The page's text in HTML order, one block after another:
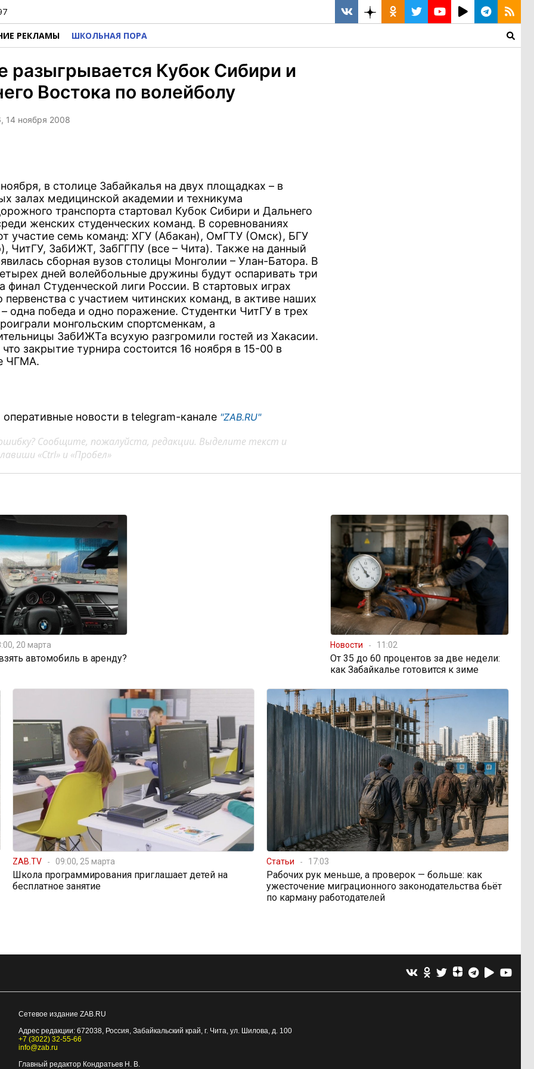
РЕКЛАМЫ ШКОЛЬНАЯ ПОРА
разыгрывается Кубок Сибири и
Востока по волейболу
14 ноября 2008
в столице Забайкалья на двух площадках – в
залах медицинской академии и техникума
транспорта стартовал Кубок Сибири и Дальнего
женских студенческих команд. В соревнованиях
участие семь команд: ХГУ (Абакан), ОмГТУ (Омск), БГУ
ЧитГУ, ЗабИЖТ, ЗабГГПУ (все – Чита). Также на данный
сборная вузов столицы Монголии – Улан-Батора. В
дней волейбольные дружины будут оспаривать три
финал Студенческой лиги России. В стартовых играх
первенства с участием читинских команд, в активе наших
одна победа и одно поражение. Студентки ЧитГУ в трех
монгольским спортсменкам, а
ЗабИЖТа всухую разгромили гостей из Хакасии.
закрытие турнира состоится 16 ноября в 15-00 в
ЧГМА.
новости в telegram-канале "ZAB.RU"
Сообщите, пожалуйста, редакции. Выделите текст и
«Ctrl» и «Пробел»
20 марта
автомобиль в аренду?
Новости 11:02
От 35 до 60 процентов за две недели:
как Забайкалье готовится к зиме
ZAB.TV 09:00, 25 марта
Школа программирования приглашает детей на
бесплатное занятие
Статьи 17:03
Рабочих рук меньше, а проверок — больше: как
ужесточение миграционного законодательства бьёт
по карману работодателей
Сетевое издание ZAB.RU
Адрес редакции: 672038, Россия, Забайкальский край, г. Чита, ул. Шилова, д. 100
+7 (3022) 32-55-66
info@zab.ru
Главный редактор Кондратьев Н. В.